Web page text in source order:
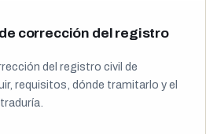
corrección del registro
del registro civil de
requisitos, dónde tramitarlo y el